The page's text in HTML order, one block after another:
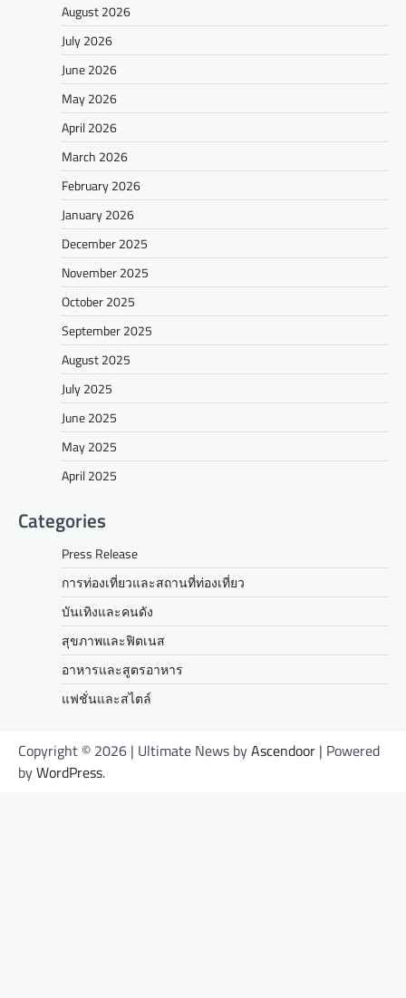
August 2026
July 2026
June 2026
May 2026
April 2026
March 2026
February 2026
January 2026
December 2025
November 2025
October 2025
September 2025
August 2025
July 2025
June 2025
May 2025
April 2025
Categories
Press Release
การท่องเที่ยวและสถานที่ท่องเที่ยว
บันเทิงและคนดัง
สุขภาพและฟิตเนส
อาหารและสูตรอาหาร
แฟชั่นและสไตล์
Copyright © 2026 | Ultimate News byAscendoor | Powered
byWordPress.